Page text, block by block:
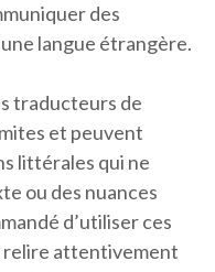
des
langue étrangère.
traducteurs de
et peuvent
littérales qui ne
ou des nuances
d’utiliser ces
relire attentivement